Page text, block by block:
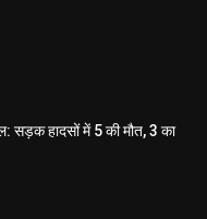
सड़क हादसों में 5 की मौत, 3 का